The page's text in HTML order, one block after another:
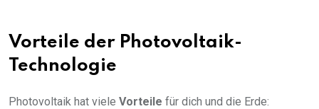
Vorteile der Photovoltaik-
Technologie
Photovoltaik hat viele Vorteile für dich und die Erde: